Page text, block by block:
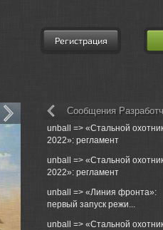
Регистрация
unball => «Стальной
2022»: регламент
unball => «Стальной
2022»: регламент
unball => «Линия фронта»:
первый запуск режи...
unball => «Стальной
Сообщения